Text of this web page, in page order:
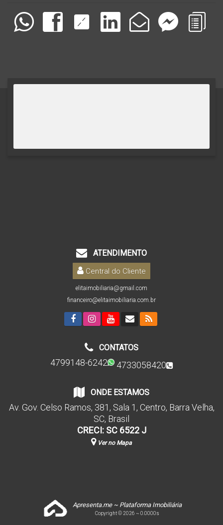
ATENDIMENTO
Central do Cliente
elitaimobiliaria@gmail.com
financeiro@elitaimobiliaria.com.br
CONTATOS
4799148-6242 4733058420
ONDE ESTAMOS
Av. Gov. Celso Ramos, 381 , Sala 1 , Centro, Barra Velha,
SC, Brasil
CRECI: SC 6522 J
Ver no Mapa
Apresenta.me ~ Plataforma Imobiliária
Copyright © 2026 ~ 0.0000s